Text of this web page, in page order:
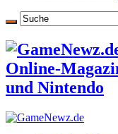
Online-
und Nintendo